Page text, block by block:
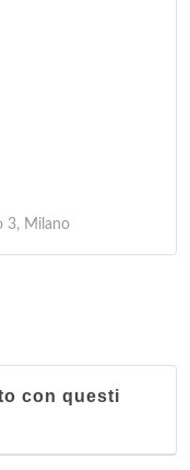
3, Milano
con questi